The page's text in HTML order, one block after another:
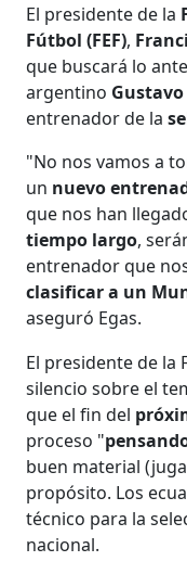
El presidente de la
Fútbol (FEF),
que buscará lo
argentino
entrenador de la
"No nos vamos a
un nuevo
que nos han
tiempo largo,
entrenador que
clasificar a un
aseguró Egas.
El presidente de la
silencio sobre el
que el fin del
proceso "
buen material
propósito. Los
técnico para la
nacional.